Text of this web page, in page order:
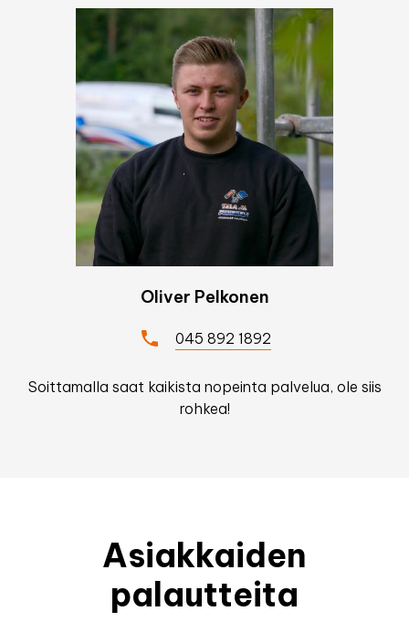
Oliver Pelkonen
045 892 1892
Soittamalla saat kaikista nopeinta palvelua, ole siis
rohkea!
Asiakkaiden
palautteita